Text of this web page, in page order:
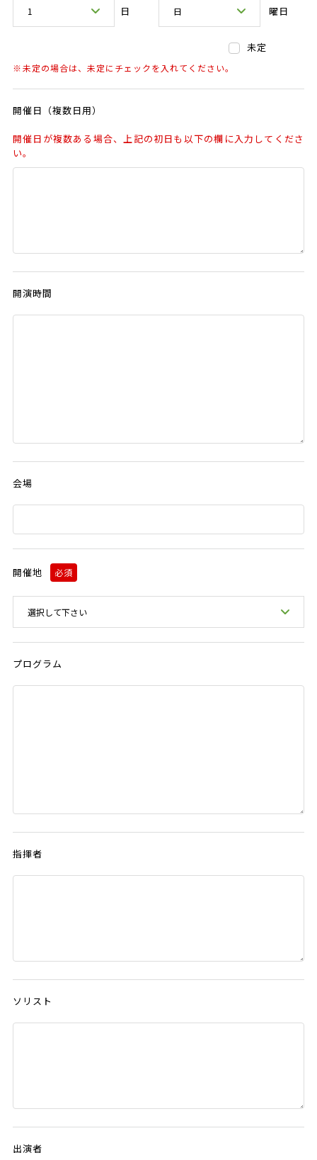
日 曜日
未定
未定の場合は、未定にチェックを入れてください。
開催日（複数日用）
開催日が複数ある場合、上記の初日も以下の欄に入力してくださ
い。
開演時間
会場
開催地 必須
プログラム
指揮者
ソリスト
出演者